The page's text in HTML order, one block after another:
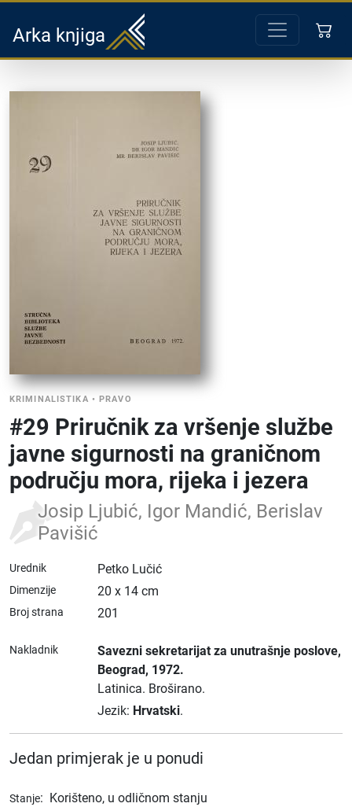
Arka knjiga
KRIMINALISTIKA •PRAVO
#29 Priručnik za vršenje službe
javne sigurnosti na graničnom
području mora, rijeka i jezera
Josip Ljubić, Igor Mandić, Berislav
Pavišić
Urednik Petko Lučić
Dimenzije 20 x 14 cm
Broj strana 201
Nakladnik Savezni sekretarijat za unutrašnje poslove,
Beograd, 1972.
Latinica. Broširano.
Jezik: Hrvatski.
Jedan primjerak je u ponudi
Stanje: Korišteno, u odličnom stanju